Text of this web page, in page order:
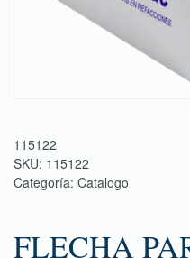
115122
SKU: 115122
Categoría: Catalogo
FLECHA